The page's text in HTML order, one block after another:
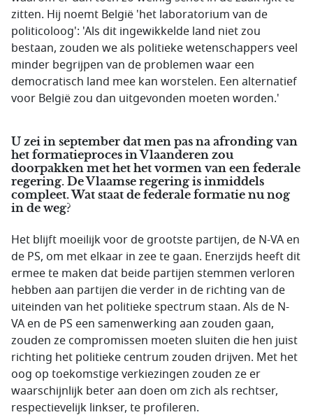
zitten. Hij noemt België 'het laboratorium van de
politicoloog': 'Als dit ingewikkelde land niet zou
bestaan, zouden we als politieke wetenschappers veel
minder begrijpen van de problemen waar een
democratisch land mee kan worstelen. Een alternatief
voor België zou dan uitgevonden moeten worden.'
U zei in september dat men pas na afronding van
het formatieproces in Vlaanderen zou
doorpakken met het het vormen van een federale
regering. De Vlaamse regering is inmiddels
compleet. Wat staat de federale formatie nu nog
in de weg?
Het blijft moeilijk voor de grootste partijen, de N-VA en
de PS, om met elkaar in zee te gaan. Enerzijds heeft dit
ermee te maken dat beide partijen stemmen verloren
hebben aan partijen die verder in de richting van de
uiteinden van het politieke spectrum staan. Als de N-
VA en de PS een samenwerking aan zouden gaan,
zouden ze compromissen moeten sluiten die hen juist
richting het politieke centrum zouden drijven. Met het
oog op toekomstige verkiezingen zouden ze er
waarschijnlijk beter aan doen om zich als rechtser,
respectievelijk linkser, te profileren.